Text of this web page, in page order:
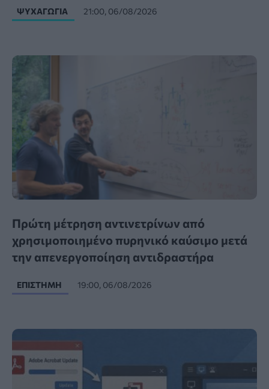
ΨΥΧΑΓΩΓΊΑ 21:00, 06/08/2026
Πρώτη μέτρηση αντινετρίνων από
χρησιμοποιημένο πυρηνικό καύσιμο μετά
την απενεργοποίηση αντιδραστήρα
ΕΠΙΣΤΉΜΗ 19:00, 06/08/2026